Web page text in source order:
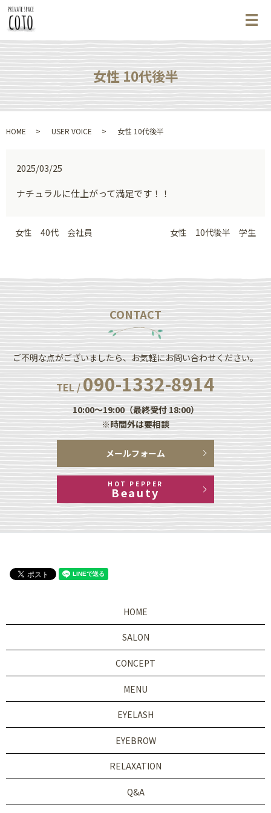
メ
女性 10代後半
HOME USER VOICE 女性 10代後半
2025/03/25
ナチュラルに仕上がって満足です！！
女性 40代 会社員 女性 10代後半 学生
CONTACT
ご不明な点がございましたら、お気軽にお問い合わせください。
TEL /090-1332-8914
10:00～19:00（最終受付 18:00）
※時間外は要相談
メールフォーム
HOT PEPPER
Beauty
HOME
SALON
CONCEPT
MENU
EYELASH
EYEBROW
RELAXATION
Q&A